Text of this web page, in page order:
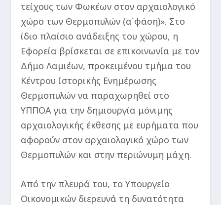
τείχους των Φωκέων στον αρχαιολογικό
χώρο των Θερμοπυλών (α΄φάση)». Στο
ίδιο πλαίσιο ανάδειξης του χώρου, η
Εφορεία βρίσκεται σε επικοινωνία με τον
Δήμο Λαμιέων, προκειμένου τμήμα του
Κέντρου Ιστορικής Ενημέρωσης
Θερμοπυλών να παραχωρηθεί στο
ΥΠΠΟΑ για την δημιουργία μόνιμης
αρχαιολογικής έκθεσης με ευρήματα που
αφορούν στον αρχαιολογικό χώρο των
Θερμοπυλών και στην περιώνυμη μάχη.
Από την πλευρά του, το Υπουργείο
Οικονομικών διερευνά τη δυνατότητα